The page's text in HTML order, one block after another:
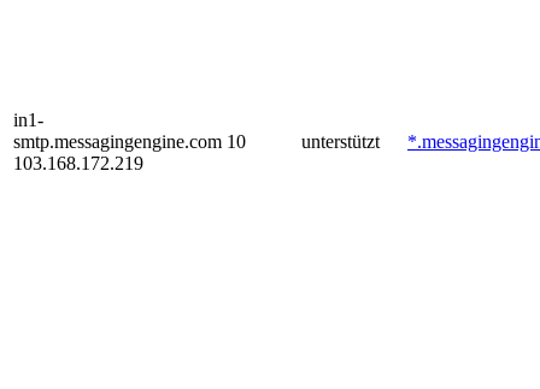
in1-
smtp.messagingengine.com
103.168.172.219
10 unterstützt